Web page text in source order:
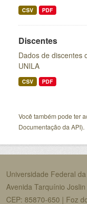
CSV PDF
Discentes
Dados de discentes
UNILA
CSV PDF
Você também pode ter
Documentação da API).
Universidade Federal
Avenida Tarquínio
CEP: 85870-650 | Foz